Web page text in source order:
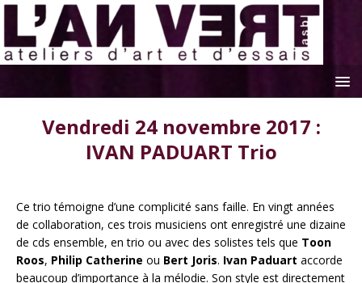
Vendredi 24 novembre 2017 :
IVAN PADUART Trio
Ce trio témoigne d’une complicité sans faille. En vingt années
de collaboration, ces trois musiciens ont enregistré une dizaine
de cds ensemble, en trio ou avec des solistes tels que Toon
Roos, Philip Catherine ou Bert Joris. Ivan Paduart accorde
beaucoup d’importance à la mélodie. Son style est directement